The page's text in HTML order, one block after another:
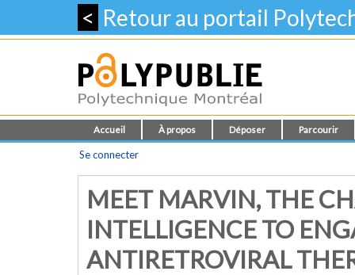
< Retour au portail
Accueil À propos Déposer Parcourir
Se connecter
MEET MARVIN, THE
INTELLIGENCE TO
ANTIRETROVIRAL